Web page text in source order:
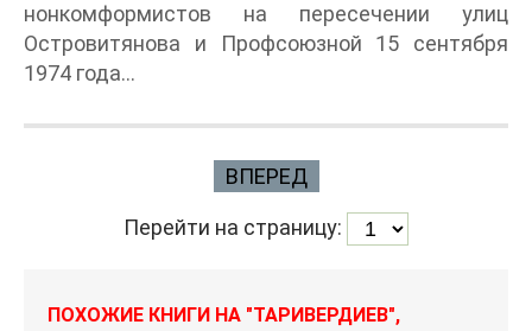
нонкомформистов на пересечении улиц
Островитянова и Профсоюзной 15 сентября
1974 года…
ВПЕРЕД
Перейти на страницу:
ПОХОЖИЕ КНИГИ НА "ТАРИВЕРДИЕВ",